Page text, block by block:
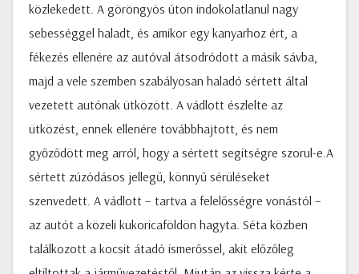
közlekedett. A göröngyös úton indokolatlanul nagy
sebességgel haladt, és amikor egy kanyarhoz ért, a
fékezés ellenére az autóval átsodródott a másik sávba,
majd a vele szemben szabályosan haladó sértett által
vezetett autónak ütközött. A vádlott észlelte az
ütközést, ennek ellenére továbbhajtott, és nem
győződött meg arról, hogy a sértett segítségre szorul-e.A
sértett zúzódásos jellegű, könnyű sérüléseket
szenvedett. A vádlott – tartva a felelősségre vonástól –
az autót a közeli kukoricaföldön hagyta. Séta közben
találkozott a kocsit átadó ismerőssel, akit előzőleg